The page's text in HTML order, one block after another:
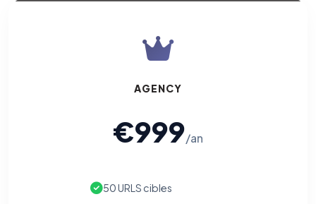
AGENCY
€999/an
50 URLS cibles